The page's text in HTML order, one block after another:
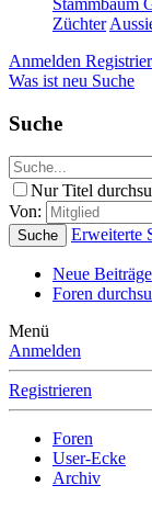
Stammbaum
Züchter
Anmelden
Was ist neu Suche
Suche
Nur Titel
Von:
Suche Erweiterte
Neue Beiträge
Foren
Menü
Anmelden
Registrieren
Foren
User-Ecke
Archiv